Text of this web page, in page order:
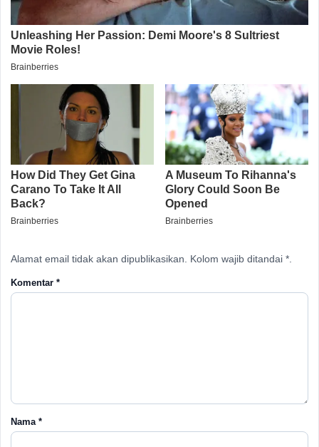
Alamat email tidak akan dipublikasikan. Kolom wajib ditandai *.
Komentar *
Nama *